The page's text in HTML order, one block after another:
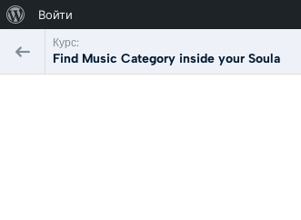
Курс:
Find Music Category inside your Soula
WordPress
Войти